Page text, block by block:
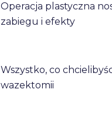
Operacja plastyczna
zabiegu i efekty
Wszystko, co
wazektomii